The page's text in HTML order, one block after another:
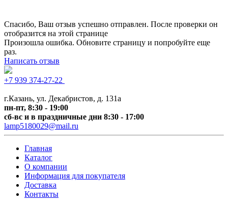
Спасибо, Ваш отзыв успешно отправлен. После проверки он
отобразится на этой странице
Произошла ошибка. Обновите страницу и попробуйте еще
раз.
Написать отзыв
+7 939 374-27-22
г.Казань, ул. Декабристов, д. 131а
пн-пт, 8:30 - 19:00
сб-вс и в праздничные дни 8:30 - 17:00
lamp5180029@mail.ru
Главная
Каталог
О компании
Информация для покупателя
Доставка
Контакты